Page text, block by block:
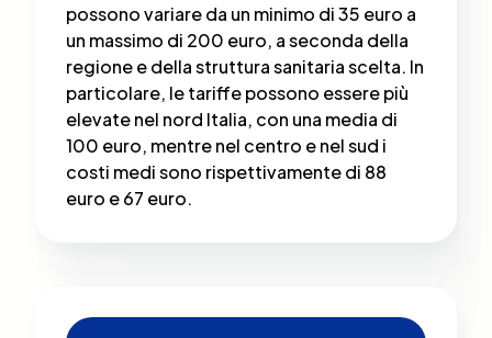
possono variare da un minimo di 35 euro a
un massimo di 200 euro, a seconda della
regione e della struttura sanitaria scelta​. In
particolare, le tariffe possono essere più
elevate nel nord Italia, con una media di
100 euro, mentre nel centro e nel sud i
costi medi sono rispettivamente di 88
euro e 67 euro.